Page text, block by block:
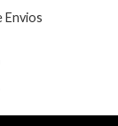
Envios